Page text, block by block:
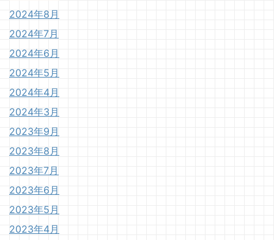
2024年8月
2024年7月
2024年6月
2024年5月
2024年4月
2024年3月
2023年9月
2023年8月
2023年7月
2023年6月
2023年5月
2023年4月